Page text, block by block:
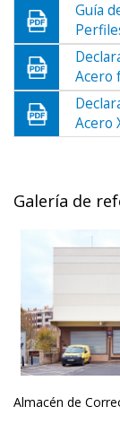
Guía
Acero
Acero
Galería de
Almacén de